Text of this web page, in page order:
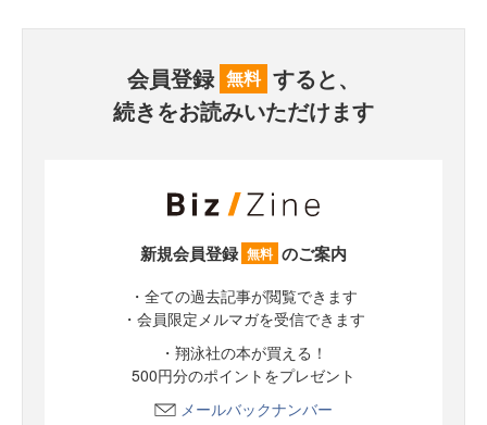
会員登録 無料 すると、
続きをお読みいただけます
新規会員登録 無料 のご案内
・全ての過去記事が閲覧できます
・会員限定メルマガを受信できます
・翔泳社の本が買える！
500円分のポイントをプレゼント
メールバックナンバー